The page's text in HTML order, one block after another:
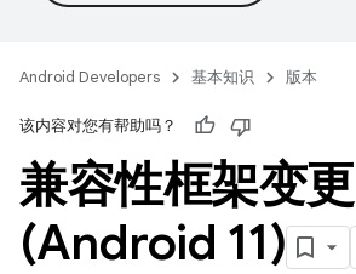
Android Developers 基本知识 版本
该内容对您有帮助吗？
兼容性框架变更
(Android 11)